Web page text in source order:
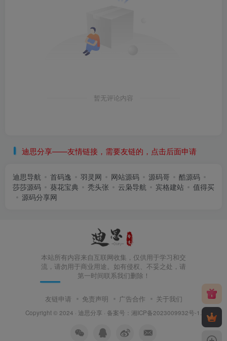
暂无评论内容
迪思分享——友情链接，需要友链的，点击后面申请
迪思导航 首码逸 羽灵网 网站源码 源码哥
酷源码
莎莎源码
葵花宝典 秃头张 云枭导航 宾格建站
值得买
源码分享网
本站所有内容来自互联网收集，仅供用于学习和交
流，请勿用于商业用途。如有侵权、不妥之处，请
第一时间联系我们删除！
友链申请 免责声明 广告合作 关于我们
Copyright © 2024 · 迪思分享 · 备案号： 湘ICP备2023009932号-1